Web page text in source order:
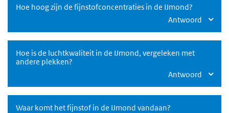
Hoe hoog zijn de fijnstofconcentraties in de IJmond?
Antwoord
Hoe is de luchtkwaliteit in de IJmond, vergeleken met
andere plekken?
Antwoord
Waar komt het fijnstof in de IJmond vandaan?